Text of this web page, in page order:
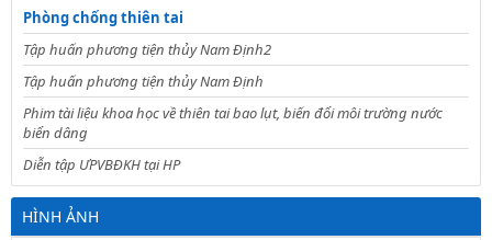
Phòng chống thiên tai
Tập huấn phương tiện thủy Nam Định2
Tập huấn phương tiện thủy Nam Định
Phim tài liệu khoa học về thiên tai bao lụt, biến đổi môi trường nước
biển dâng
Diễn tập ƯPVBĐKH tại HP
HÌNH ẢNH